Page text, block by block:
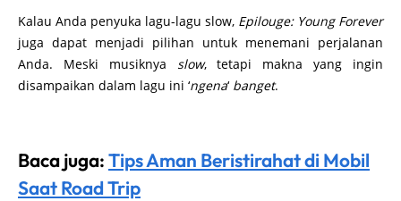
Kalau Anda penyuka lagu-lagu slow, Epilouge: Young Forever
juga dapat menjadi pilihan untuk menemani perjalanan
Anda. Meski musiknya slow, tetapi makna yang ingin
disampaikan dalam lagu ini ‘ngena‘ banget.
Baca juga:Tips Aman Beristirahat di Mobil
Saat Road Trip